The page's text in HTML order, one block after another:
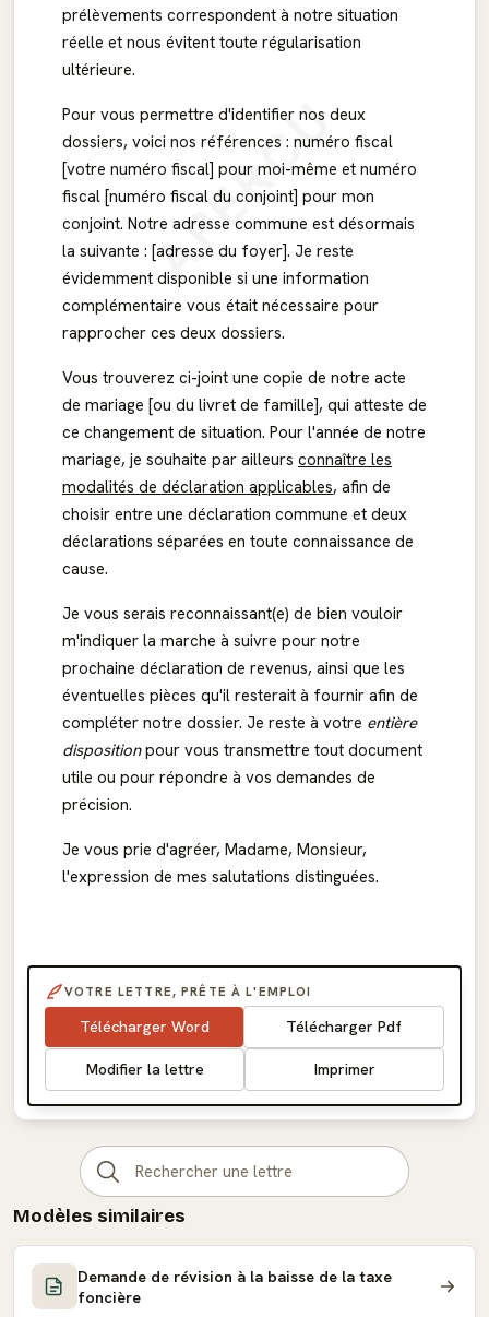
APERÇU
prélèvements correspondent à notre situation
réelle et nous évitent toute régularisation
ultérieure.
Pour vous permettre d'identifier nos deux
dossiers, voici nos références : numéro fiscal
[votre numéro fiscal] pour moi-même et numéro
fiscal [numéro fiscal du conjoint] pour mon
conjoint. Notre adresse commune est désormais
la suivante : [adresse du foyer]. Je reste
évidemment disponible si une information
complémentaire vous était nécessaire pour
rapprocher ces deux dossiers.
Vous trouverez ci-joint une copie de notre acte
de mariage [ou du livret de famille], qui atteste de
ce changement de situation. Pour l'année de notre
mariage, je souhaite par ailleurs connaître les
modalités de déclaration applicables, afin de
choisir entre une déclaration commune et deux
déclarations séparées en toute connaissance de
cause.
Je vous serais reconnaissant(e) de bien vouloir
m'indiquer la marche à suivre pour notre
prochaine déclaration de revenus, ainsi que les
éventuelles pièces qu'il resterait à fournir afin de
compléter notre dossier. Je reste à votre entière
dispositionpour vous transmettre tout document
utile ou pour répondre à vos demandes de
précision.
Je vous prie d'agréer, Madame, Monsieur,
l'expression de mes salutations distinguées.
VOTRE LETTRE, PRÊTE À L'EMPLOI
Télécharger Word Télécharger Pdf
Modifier la lettre Imprimer
Modèles similaires
Demande de révision à la baisse de la taxe
foncière